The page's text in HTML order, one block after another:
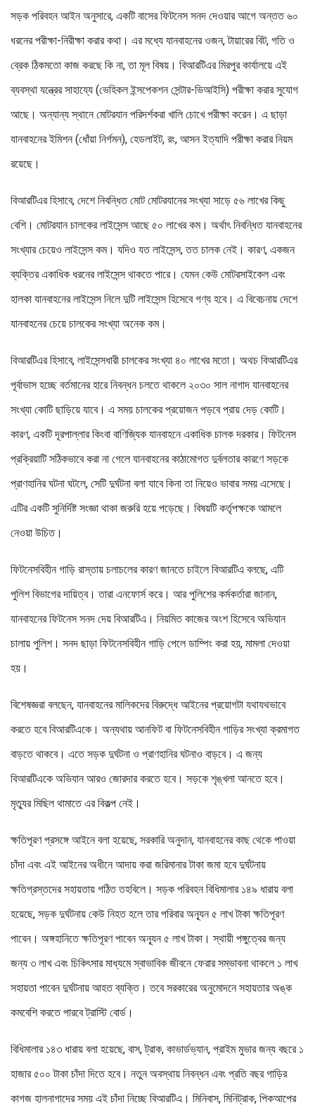
সড়ক পরিবহন আইন অনুসারে, একটি বাসের ফিটনেস সনদ দেওয়ার আগে অন্তত ৬০
ধরনের পরীক্ষা-নিরীক্ষা করার কথা। এর মধ্যে যানবাহনের ওজন, টায়ারের বিট, গতি ও
ব্রেক ঠিকমতো কাজ করছে কি না, তা মূল বিষয়। বিআরটিএর মিরপুর কার্যালয়ে এই
ব্যবস্থা যন্ত্রের সাহায্যে (ভেহিকল ইন্সপেকশন সেন্টার-ভিআইসি) পরীক্ষা করার সুযোগ
আছে। অন্যান্য স্থানে মোটরযান পরিদর্শকরা খালি চোখে পরীক্ষা করেন। এ ছাড়া
যানবাহনের ইমিশন (ধোঁয়া নির্গমন), হেডলাইট, রং, আসন ইত্যাদি পরীক্ষা করার নিয়ম
রয়েছে।
বিআরটিএর হিসাবে, দেশে নিবন্ধিত মোট মোটরযানের সংখ্যা সাড়ে ৫৬ লাখের কিছু
বেশি। মোটরযান চালকের লাইসেন্স আছে ৫০ লাখের কম। অর্থাৎ নিবন্ধিত যানবাহনের
সংখ্যার চেয়েও লাইসেন্স কম। যদিও যত লাইসেন্স, তত চালক নেই। কারণ, একজন
ব্যক্তির একাধিক ধরনের লাইসেন্স থাকতে পারে। যেমন কেউ মোটরসাইকেল এবং
হালকা যানবাহনের লাইসেন্স নিলে দুটি লাইসেন্স হিসেবে গণ্য হবে। এ বিবেচনায় দেশে
যানবাহনের চেয়ে চালকের সংখ্যা অনেক কম।
বিআরটিএর হিসাবে, লাইসেন্সধারী চালকের সংখ্যা ৪০ লাখের মতো। অথচ বিআরটিএর
পূর্বাভাস হচ্ছে বর্তমানের হারে নিবন্ধন চলতে থাকলে ২০৩০ সাল নাগাদ যানবাহনের
সংখ্যা কোটি ছাড়িয়ে যাবে। এ সময় চালকের প্রয়োজন পড়বে প্রায় দেড় কোটি।
কারণ, একটি দূরপাল্লার কিংবা বাণিজ্যিক যানবাহনে একাধিক চালক দরকার। ফিটনেস
প্রক্রিয়াটি সঠিকভাবে করা না গেলে যানবাহনের কাঠামোগত দুর্বলতার কারণে সড়কে
প্রাণহানির ঘটনা ঘটলে, সেটি দুর্ঘটনা বলা যাবে কিনা তা নিয়েও ভাবার সময় এসেছে।
এটির একটি সুনির্দিষ্ট সংজ্ঞা থাকা জরুরি হয়ে পড়েছে। বিষয়টি কর্তৃপক্ষকে আমলে
নেওয়া উচিত।
ফিটনেসবিহীন গাড়ি রাস্তায় চলাচলের কারণ জানতে চাইলে বিআরটিএ বলছে, এটি
পুলিশ বিভাগের দায়িত্ব। তারা এনফোর্স করে। আর পুলিশের কর্মকর্তারা জানান,
যানবাহনের ফিটনেস সনদ দেয় বিআরটিএ। নিয়মিত কাজের অংশ হিসেবে অভিযান
চালায় পুলিশ। সনদ ছাড়া ফিটনেসবিহীন গাড়ি পেলে ডাম্পিং করা হয়, মামলা দেওয়া
হয়।
বিশেষজ্ঞরা বলছেন, যানবাহনের মালিকদের বিরুদ্ধে আইনের প্রয়োগটা যথাযথভাবে
করতে হবে বিআরটিএকে। অন্যথায় আনফিট বা ফিটনেসবিহীন গাড়ির সংখ্যা ক্রমাগত
বাড়তে থাকবে। এতে সড়ক দুর্ঘটনা ও প্রাণহানির ঘটনাও বাড়বে। এ জন্য
বিআরটিএকে অভিযান আরও জোরদার করতে হবে। সড়কে শৃঙ্খলা আনতে হবে।
মৃত্যুর মিছিল থামাতে এর বিকল্প নেই।
ক্ষতিপূরণ প্রসঙ্গে আইনে বলা হয়েছে, সরকারি অনুদান, যানবাহনের কাছ থেকে পাওয়া
চাঁদা এবং এই আইনের অধীনে আদায় করা জরিমানার টাকা জমা হবে দুর্ঘটনায়
ক্ষতিগ্রস্তদের সহায়তায় গঠিত তহবিলে। সড়ক পরিবহন বিধিমালার ১৪৯ ধারায় বলা
হয়েছে, সড়ক দুর্ঘটনায় কেউ নিহত হলে তার পরিবার অন্যূন ৫ লাখ টাকা ক্ষতিপূরণ
পাবেন। অঙ্গহানিতে ক্ষতিপূরণ পাবেন অন্যূন ৫ লাখ টাকা। স্থায়ী পঙ্গুত্বের জন্য
জন্য ৩ লাখ এবং চিকিৎসার মাধ্যমে স্বাভাবিক জীবনে ফেরার সম্ভাবনা থাকলে ১ লাখ
সহায়তা পাবেন দুর্ঘটনায় আহত ব্যক্তি। তবে সরকারের অনুমোদনে সহায়তার অঙ্ক
কমবেশি করতে পারবে ট্রাস্টি বোর্ড।
বিধিমালার ১৪৩ ধারায় বলা হয়েছে, বাস, ট্রাক, কাভার্ডভ্যান, প্রাইম মুভার জন্য বছরে ১
হাজার ৫০০ টাকা চাঁদা দিতে হবে। নতুন অবস্থায় নিবন্ধন এবং প্রতি বছর গাড়ির
কাগজ হালনাগাদের সময় এই চাঁদা নিচ্ছে বিআরটিএ। মিনিবাস, মিনিট্রাক, পিকআপের